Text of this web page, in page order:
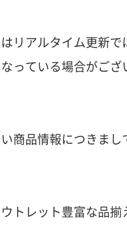
リアルタイム更新
っている場合がご
商品情報につきま
トレット豊富な品揃